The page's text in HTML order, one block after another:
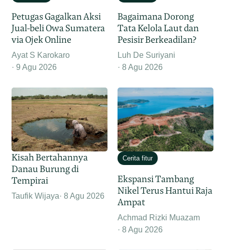
Petugas Gagalkan Aksi
Jual-beli Owa Sumatera
via Ojek Online
Ayat S Karokaro
9 Agu 2026
Bagaimana Dorong
Tata Kelola Laut dan
Pesisir Berkeadilan?
Luh De Suriyani
8 Agu 2026
Kisah Bertahannya
Danau Burung di
Tempirai
Taufik Wijaya 8 Agu 2026
Cerita fitur
Ekspansi Tambang
Nikel Terus Hantui Raja
Ampat
Achmad Rizki Muazam
8 Agu 2026